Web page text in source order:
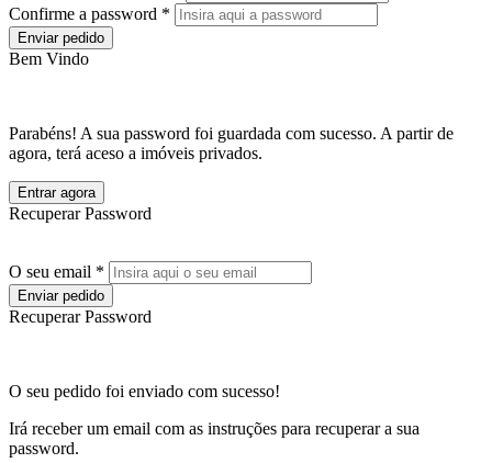
Confirme a password *
Enviar pedido
Bem Vindo
Parabéns! A sua password foi guardada com sucesso. A partir de
agora, terá aceso a imóveis privados.
Entrar agora
Recuperar Password
O seu email *
Enviar pedido
Recuperar Password
O seu pedido foi enviado com sucesso!
Irá receber um email com as instruções para recuperar a sua
password.